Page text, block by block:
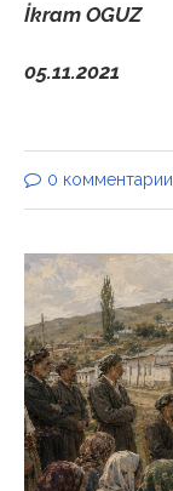
İkram OGUZ
05.11.2021
0 комментарии